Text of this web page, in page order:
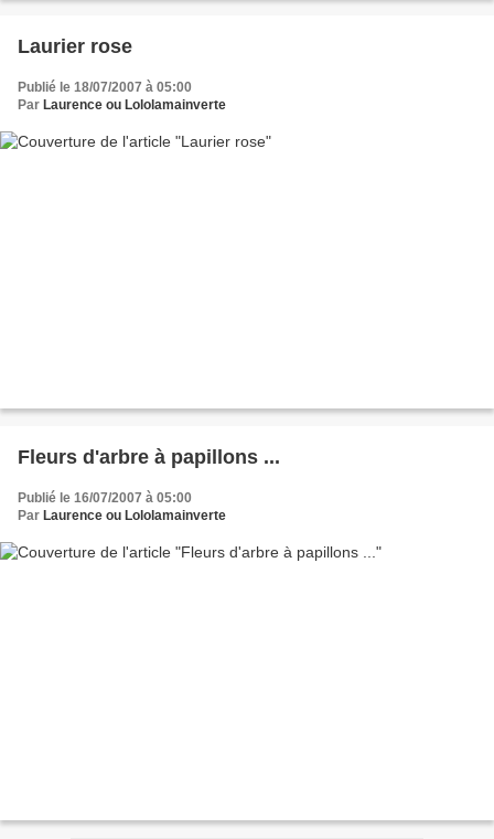
Laurier rose
Publié le 18/07/2007 à 05:00
Par Laurence ou Lololamainverte
Fleurs d'arbre à papillons ...
Publié le 16/07/2007 à 05:00
Par Laurence ou Lololamainverte